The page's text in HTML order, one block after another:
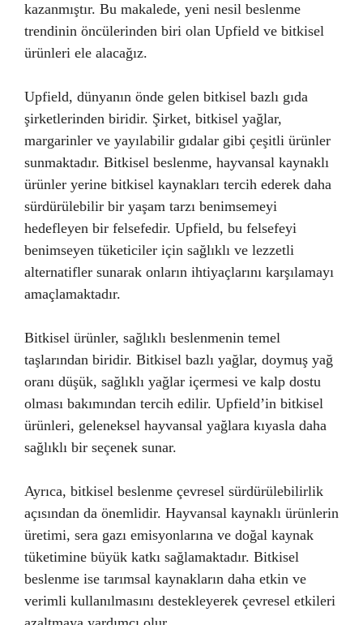
kazanmıştır. Bu makalede, yeni nesil beslenme
trendinin öncülerinden biri olan Upfield ve bitkisel
ürünleri ele alacağız.
Upfield, dünyanın önde gelen bitkisel bazlı gıda
şirketlerinden biridir. Şirket, bitkisel yağlar,
margarinler ve yayılabilir gıdalar gibi çeşitli ürünler
sunmaktadır. Bitkisel beslenme, hayvansal kaynaklı
ürünler yerine bitkisel kaynakları tercih ederek daha
sürdürülebilir bir yaşam tarzı benimsemeyi
hedefleyen bir felsefedir. Upfield, bu felsefeyi
benimseyen tüketiciler için sağlıklı ve lezzetli
alternatifler sunarak onların ihtiyaçlarını karşılamayı
amaçlamaktadır.
Bitkisel ürünler, sağlıklı beslenmenin temel
taşlarından biridir. Bitkisel bazlı yağlar, doymuş yağ
oranı düşük, sağlıklı yağlar içermesi ve kalp dostu
olması bakımından tercih edilir. Upfield’in bitkisel
ürünleri, geleneksel hayvansal yağlara kıyasla daha
sağlıklı bir seçenek sunar.
Ayrıca, bitkisel beslenme çevresel sürdürülebilirlik
açısından da önemlidir. Hayvansal kaynaklı ürünlerin
üretimi, sera gazı emisyonlarına ve doğal kaynak
tüketimine büyük katkı sağlamaktadır. Bitkisel
beslenme ise tarımsal kaynakların daha etkin ve
verimli kullanılmasını destekleyerek çevresel etkileri